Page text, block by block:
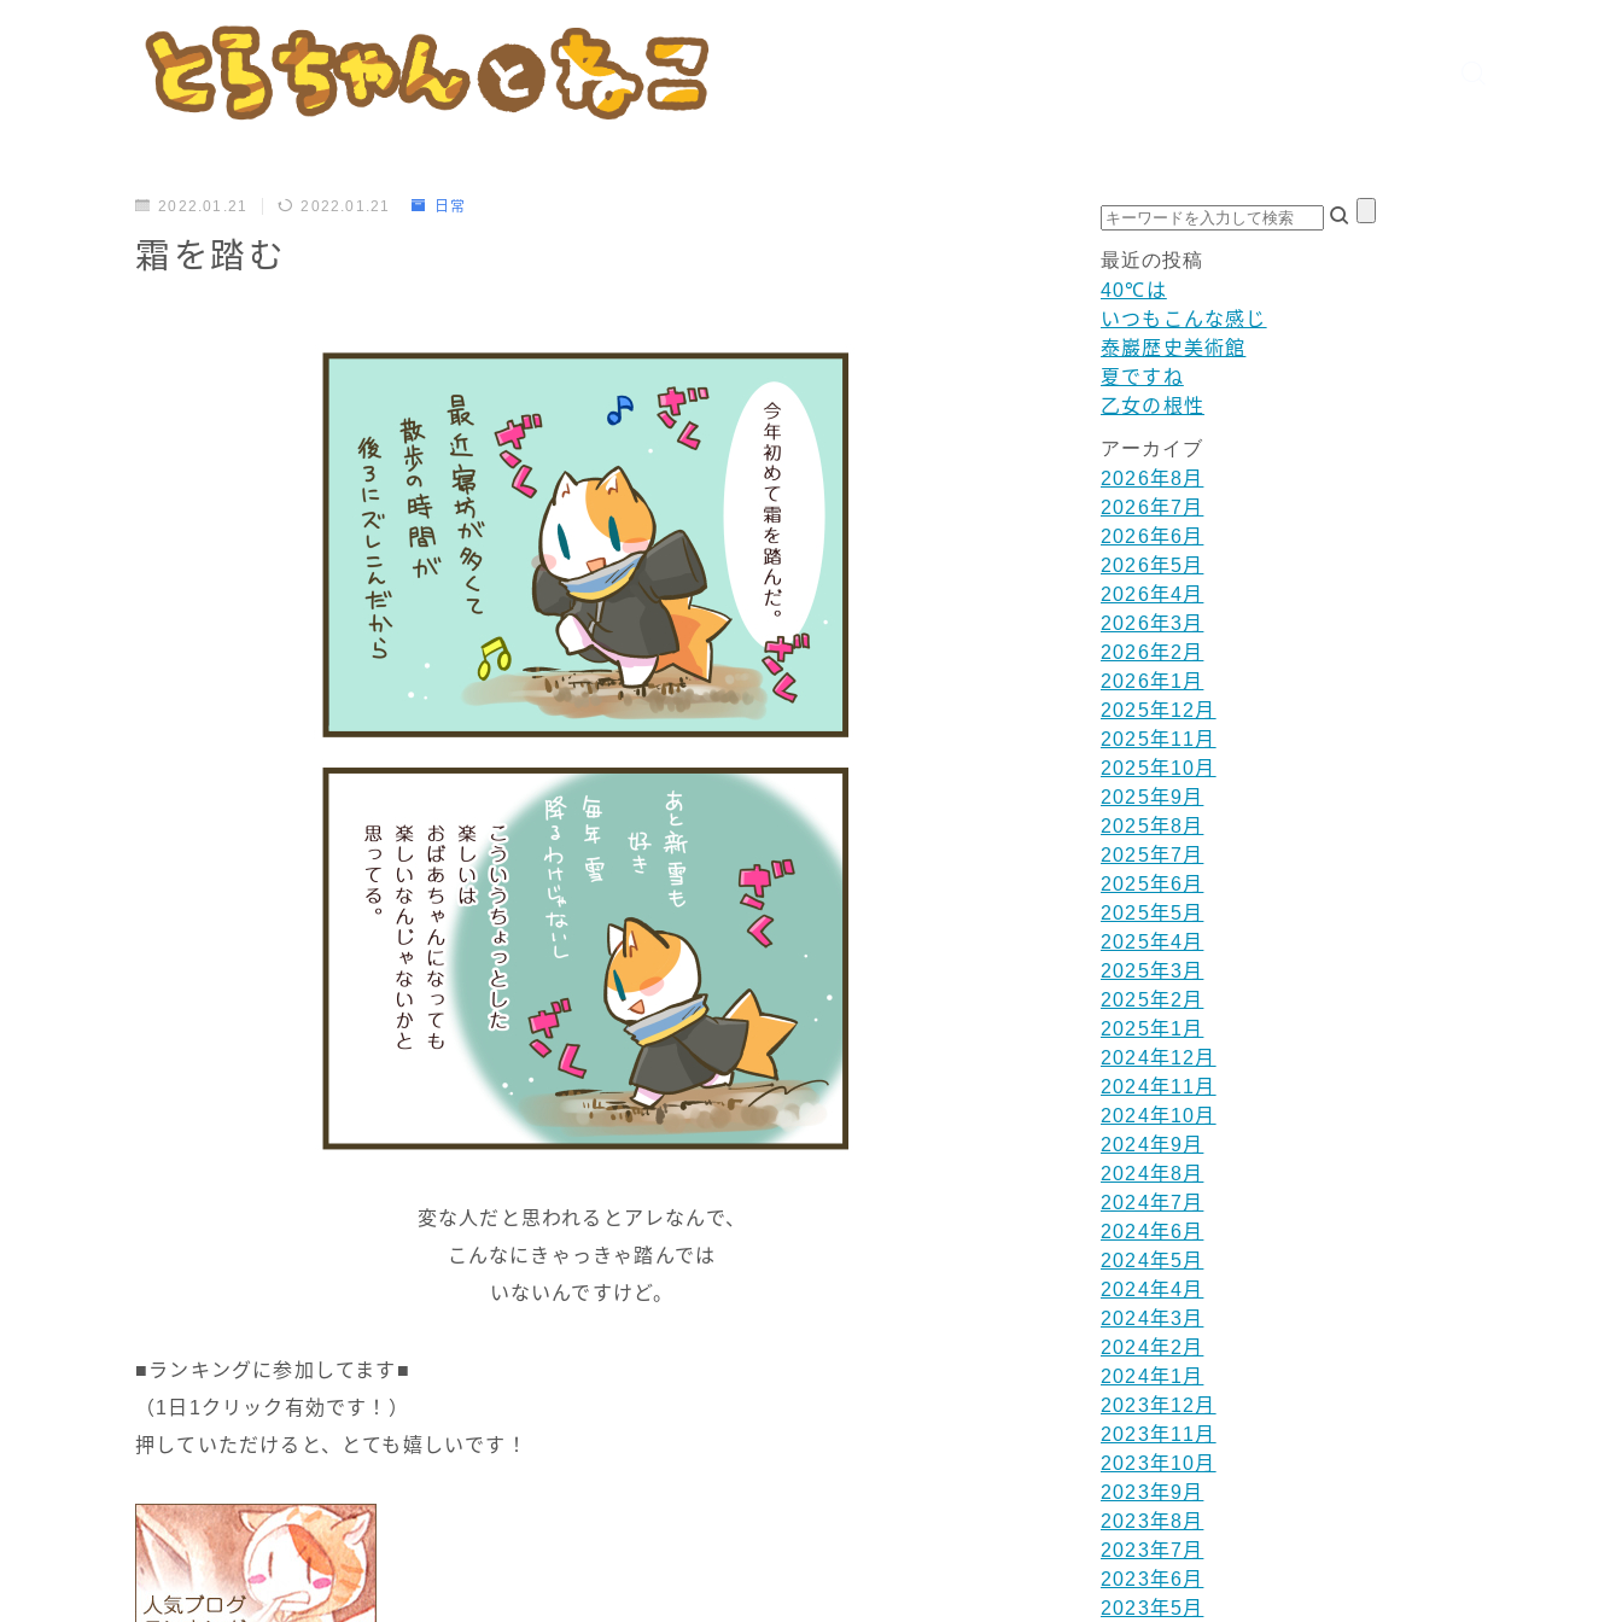
2022.01.21 2022.01.21 日常
霜を踏む
変な人だと思われるとアレなんで、
こんなにきゃっきゃ踏んでは
いないんですけど。
■ランキングに参加してます■
（1日1クリック有効です！）
押していただけると、とても嬉しいです！
最近の投稿
40℃は
いつもこんな感じ
泰巖歴史美術館
夏ですね
乙女の根性
アーカイブ
2026年8月
2026年7月
2026年6月
2026年5月
2026年4月
2026年3月
2026年2月
2026年1月
2025年12月
2025年11月
2025年10月
2025年9月
2025年8月
2025年7月
2025年6月
2025年5月
2025年4月
2025年3月
2025年2月
2025年1月
2024年12月
2024年11月
2024年10月
2024年9月
2024年8月
2024年7月
2024年6月
2024年5月
2024年4月
2024年3月
2024年2月
2024年1月
2023年12月
2023年11月
2023年10月
2023年9月
2023年8月
2023年7月
2023年6月
2023年5月